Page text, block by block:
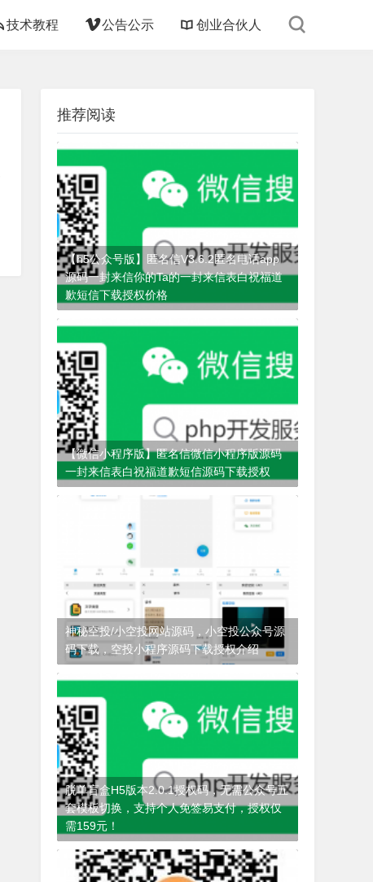
技术教程 公告公示 创业合伙人
推荐阅读
【h5公众号版】匿名信V3.6.2匿名电话app
源码一封来信你的Ta的一封来信表白祝福道
歉短信下载授权价格
【微信小程序版】匿名信微信小程序版源码
一封来信表白祝福道歉短信源码下载授权
3年前 (2022-08-25)
神秘空投/小空投网站源码，小空投公众号源
码下载，空投小程序源码下载授权介绍
脱单盲盒H5版本2.0.1授权码，无需公众号五
套模板切换，支持个人免签易支付，授权仅
需159元！